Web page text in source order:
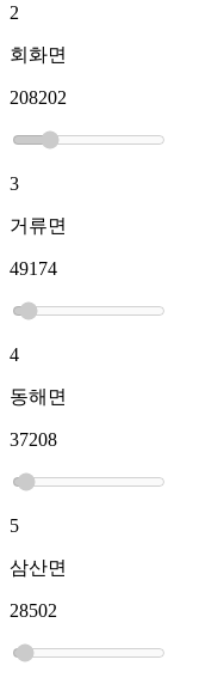
2
회화면
208202
3
거류면
49174
4
동해면
37208
5
삼산면
28502